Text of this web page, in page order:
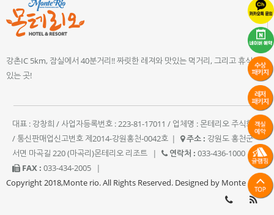
강촌IC 5km, 잠실에서 40분거리!! 짜릿한 레져와 맛있는 먹거리, 그리고 휴식이
있는 곳!
대표 : 강창희 / 사업자등록번호 : 223-81-17011 / 업체명 : 몬테리오 주식회사
/ 통신판매업신고번호 제2014-강원홍천-0042호 | 주소 : 강원도 홍천군
서면 마곡길 220 (마곡리)몬테리오 리조트
| 연락처 : 033-436-1000
|
FAX : 033-434-2005
|
Copyright 2018,Monte rio. All Rights Reserved. Designed by Monte rio.